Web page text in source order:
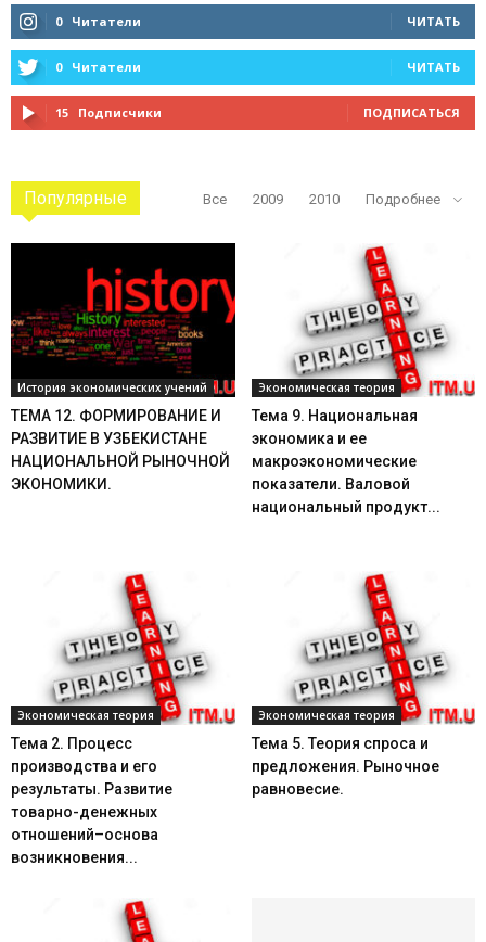
0 Читатели ЧИТАТЬ
0 Читатели ЧИТАТЬ
15 Подписчики ПОДПИСАТЬСЯ
Популярные Все 2009 2010 Подробнее
История экономических учений
ТЕМА 12. ФОРМИРОВАНИЕ И
РАЗВИТИЕ В УЗБЕКИСТАНЕ
НАЦИОНАЛЬНОЙ РЫНОЧНОЙ
ЭКОНОМИКИ.
Экономическая теория
Тема 9. Национальная
экономика и ее
макроэкономические
показатели. Валовой
национальный продукт...
Экономическая теория
Тема 2. Процесс
производства и его
результаты. Развитие
товарно-денежных
отношений–основа
возникновения...
Экономическая теория
Тема 5. Теория спроса и
предложения. Рыночное
равновесие.